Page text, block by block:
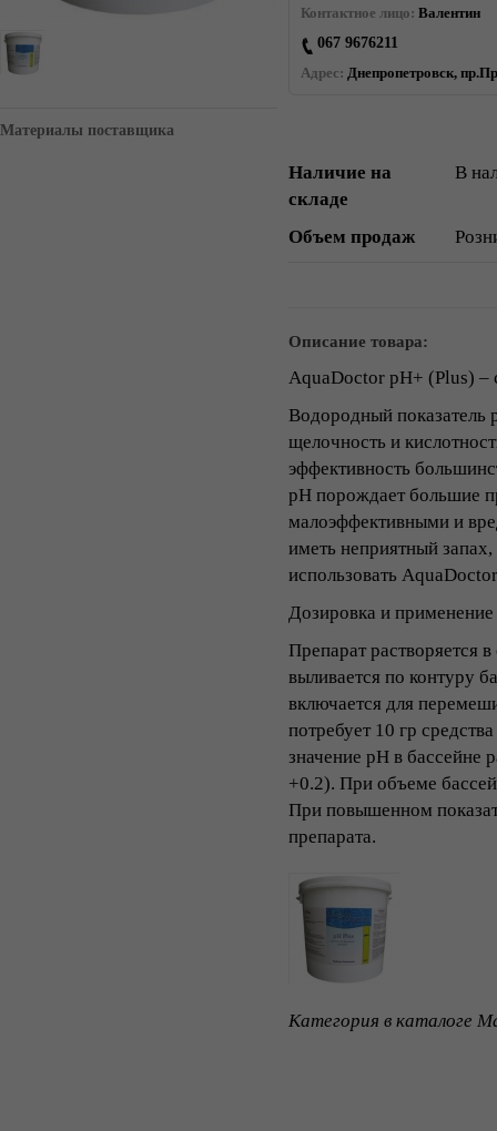
Материалы поставщика
Контактное лицо: Валентин
067 9676211
Адрес: Днепропетровск,
Наличие на
складе
В
Объем продаж
Описание товара:
AquaDoctor pH+ (Plus) –
Водородный показатель
щелочность и
эффективность
рН порождает большие
малоэффективными и
иметь неприятный
использовать
Дозировка и применение
Препарат растворяется
выливается по контуру
включается для
потребует 10 гр
значение pH в бассейне
+0.2). При объеме
При повышенном
препарата.
Категория в каталоге